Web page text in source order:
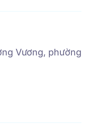
Vương, phường